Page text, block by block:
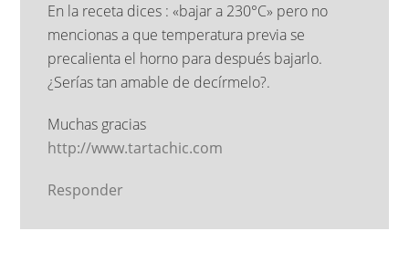
En la receta dices : «bajar a 230°C» pero no
mencionas a que temperatura previa se
precalienta el horno para después bajarlo.
¿Serías tan amable de decírmelo?.
Muchas gracias
http://www.tartachic.com
Responder